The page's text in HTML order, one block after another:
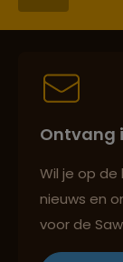
Ontvang
Wil je op
nieuws en
voor de